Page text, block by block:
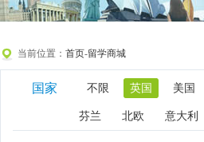
当前位置： 首页-留学商城
国家 不限 英国 美国
芬兰 北欧 意大利